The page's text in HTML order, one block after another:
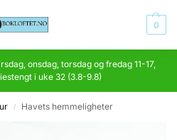
0
onsdag, torsdag og fredag 11-17,
i uke 32 (3.8-9.8)
/ Havets hemmeligheter